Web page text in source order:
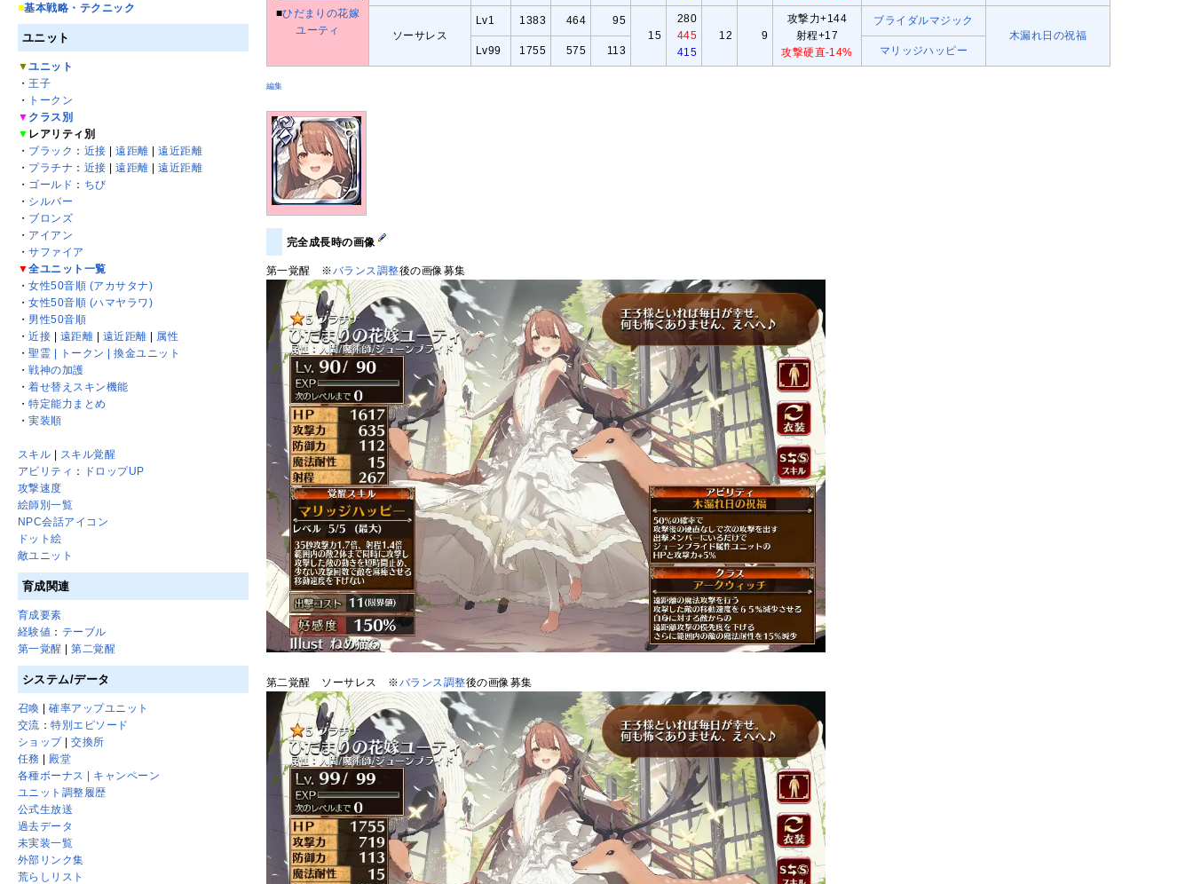
■ひだまりの花嫁
ユーティ
ソーサレス
Lv1 1383 464
95
15
280
445
415
12 9
攻撃力+144
射程+17
攻撃硬直-14%
ブライダルマジック
木漏れ日の祝福
Lv99
1755 575 113 マリッジハッピー
編集
完全成長時の画像
第一覚醒 ※バランス調整後の画像募集
第二覚醒 ソーサレス ※バランス調整後の画像募集
■基本戦略・テクニック
ユニット
▼ユニット
・ 王子
・
トークン
▼ クラス別
▼ レアリティ別
・ ブラック ： 近接 |遠距離 |遠近距離
・ プラチナ ： 近接 |遠距離 |遠近距離
・ ゴールド ： ちび
・ シルバー
・ ブロンズ
・ アイアン
・サファイア
▼全ユニット一覧
・女性50音順 (アカサタナ)
・女性50音順 (ハマヤラワ)
・ 男性50音順
・近接 遠距離 遠近距離
属性
・聖霊 | トークン | 換金ユニット
・戦神の加護
・着せ替えスキン機能
・特定能力まとめ
・実装順
スキル
スキル覚醒
アビリティ ：
ドロップUP
攻撃速度
絵師別一覧
NPC会話アイコン
ドット絵
敵ユニット
育成関連
育成要素
経験値 ： テーブル
第一覚醒
|第二覚醒
システム/データ
召喚 |確率アップユニット
交流 ：特別エピソード
ショップ|交換所
任務 | 殿堂
各種ボーナス | キャンペーン
ユニット調整履歴
公式生放送
過去データ
未実装一覧
外部リンク集
荒らしリスト